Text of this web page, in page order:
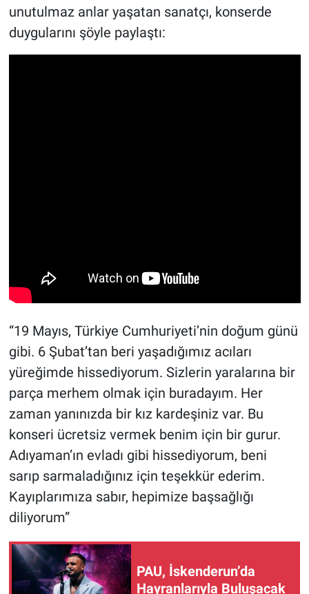
unutulmaz anlar yaşatan sanatçı, konserde
duygularını şöyle paylaştı:
“19 Mayıs, Türkiye Cumhuriyeti’nin doğum günü
gibi. 6 Şubat’tan beri yaşadığımız acıları
yüreğimde hissediyorum. Sizlerin yaralarına bir
parça merhem olmak için buradayım. Her
zaman yanınızda bir kız kardeşiniz var. Bu
konseri ücretsiz vermek benim için bir gurur.
Adıyaman’ın evladı gibi hissediyorum, beni
sarıp sarmaladığınız için teşekkür ederim.
Kayıplarımıza sabır, hepimize başsağlığı
diliyorum”
PAU, İskenderun’da
Hayranlarıyla Buluşacak